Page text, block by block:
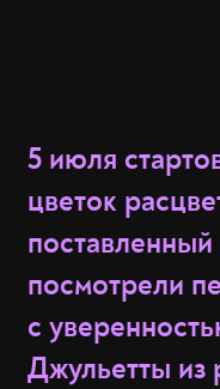
5 июля
цветок
посмотрели
с
Джульетты из